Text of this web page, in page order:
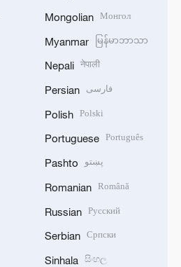
Mongolian Монгол
Myanmar မြန်မာဘာသာ
Nepali नेपाली
Persian فارسی
Polish Polski
Portuguese Português
Pashto پښتو
Romanian Română
Russian Русский
Serbian Српски
Sinhala සිංහල